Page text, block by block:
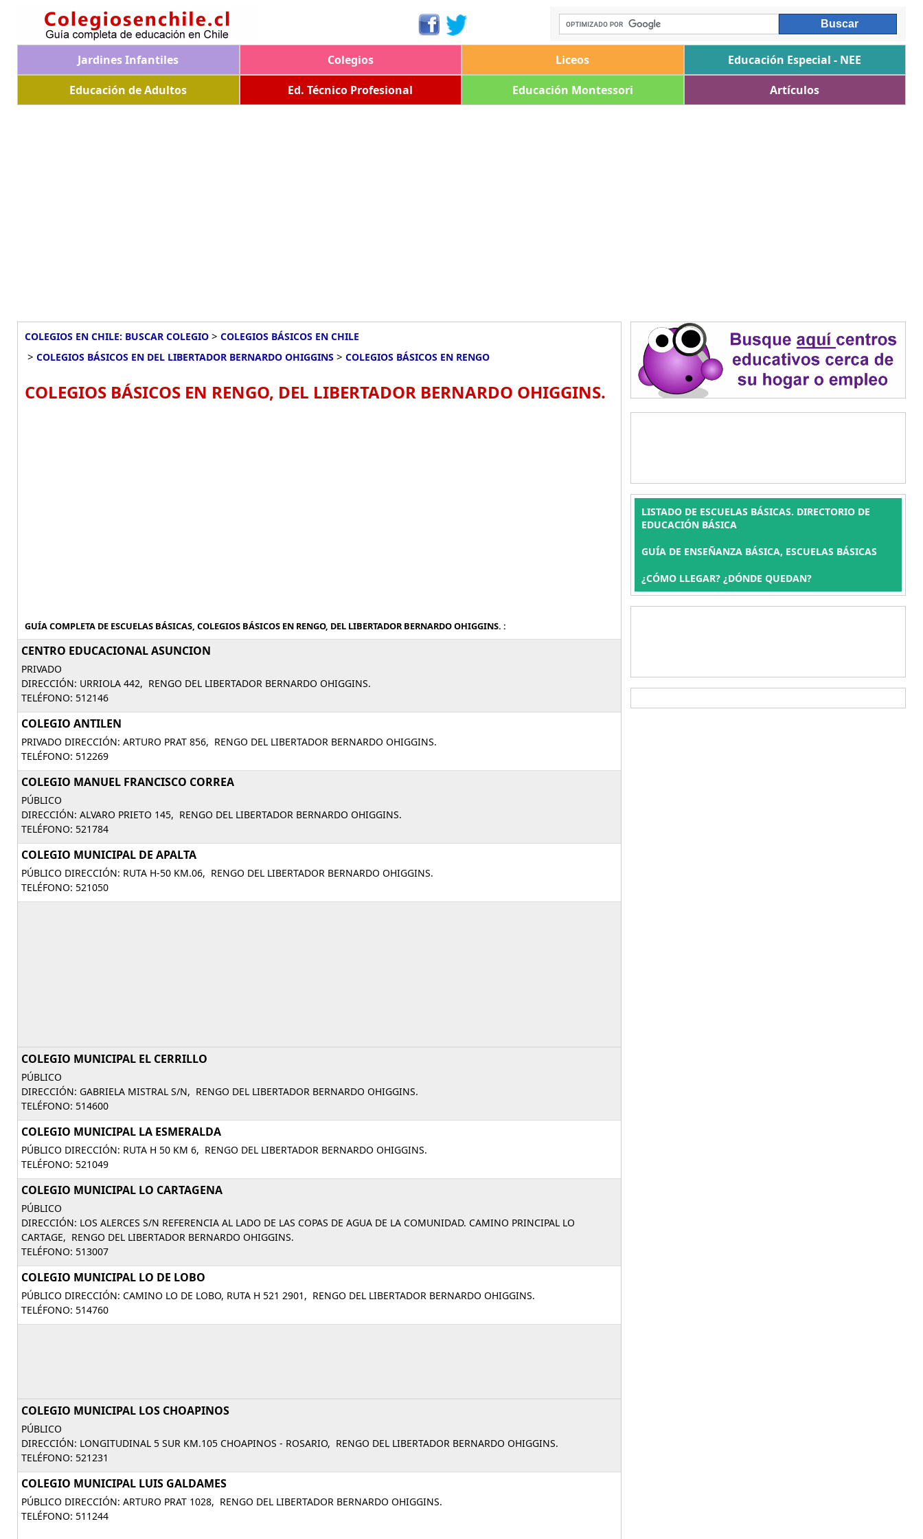
Jardines Infantiles Colegios Liceos
Educación Especial - NEE
Educación de Adultos
Ed. Técnico Profesional Educación Montessori Artículos
COLEGIOS EN CHILE: BUSCAR COLEGIO > COLEGIOS BÁSICOS EN CHILE
> COLEGIOS BÁSICOS EN DEL LIBERTADOR BERNARDO OHIGGINS > COLEGIOS BÁSICOS EN RENGO
COLEGIOS BÁSICOS EN RENGO, DEL LIBERTADOR BERNARDO OHIGGINS.
GUÍA COMPLETA DE ESCUELAS BÁSICAS, COLEGIOS BÁSICOS EN RENGO, DEL LIBERTADOR BERNARDO OHIGGINS. :
CENTRO EDUCACIONAL ASUNCION
PRIVADO
DIRECCIÓN: URRIOLA 442, RENGO DEL LIBERTADOR BERNARDO OHIGGINS.
TELÉFONO: 512146
COLEGIO ANTILEN
PRIVADO DIRECCIÓN: ARTURO PRAT 856, RENGO DEL LIBERTADOR BERNARDO OHIGGINS.
TELÉFONO: 512269
COLEGIO MANUEL FRANCISCO CORREA
PÚBLICO
DIRECCIÓN: ALVARO PRIETO 145, RENGO DEL LIBERTADOR BERNARDO OHIGGINS.
TELÉFONO: 521784
COLEGIO MUNICIPAL DE APALTA
PÚBLICO DIRECCIÓN: RUTA H-50 KM.06, RENGO DEL LIBERTADOR BERNARDO OHIGGINS.
TELÉFONO: 521050
COLEGIO MUNICIPAL EL CERRILLO
PÚBLICO
DIRECCIÓN: GABRIELA MISTRAL S/N, RENGO DEL LIBERTADOR BERNARDO OHIGGINS.
TELÉFONO: 514600
COLEGIO MUNICIPAL LA ESMERALDA
PÚBLICO DIRECCIÓN: RUTA H 50 KM 6, RENGO DEL LIBERTADOR BERNARDO OHIGGINS.
TELÉFONO: 521049
COLEGIO MUNICIPAL LO CARTAGENA
PÚBLICO
DIRECCIÓN: LOS ALERCES S/N REFERENCIA AL LADO DE LAS COPAS DE AGUA DE LA COMUNIDAD. CAMINO PRINCIPAL LO
CARTAGE, RENGO DEL LIBERTADOR BERNARDO OHIGGINS.
TELÉFONO: 513007
COLEGIO MUNICIPAL LO DE LOBO
PÚBLICO DIRECCIÓN: CAMINO LO DE LOBO, RUTA H 521 2901, RENGO DEL LIBERTADOR BERNARDO OHIGGINS.
TELÉFONO: 514760
COLEGIO MUNICIPAL LOS CHOAPINOS
PÚBLICO
DIRECCIÓN: LONGITUDINAL 5 SUR KM.105 CHOAPINOS - ROSARIO, RENGO DEL LIBERTADOR BERNARDO OHIGGINS.
TELÉFONO: 521231
COLEGIO MUNICIPAL LUIS GALDAMES
PÚBLICO DIRECCIÓN: ARTURO PRAT 1028, RENGO DEL LIBERTADOR BERNARDO OHIGGINS.
TELÉFONO: 511244
LISTADO DE ESCUELAS BÁSICAS. DIRECTORIO DE
EDUCACIÓN BÁSICA
GUÍA DE ENSEÑANZA BÁSICA, ESCUELAS BÁSICAS
¿CÓMO LLEGAR? ¿DÓNDE QUEDAN?